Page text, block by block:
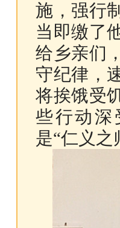
施，强行
当即缴了
给乡亲们
守纪律，
将挨饿受
些行动深
是“仁义之